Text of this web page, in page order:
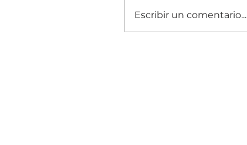
Escribir un comentario...